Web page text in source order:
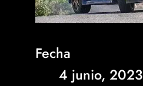
Fecha
4 junio, 2023